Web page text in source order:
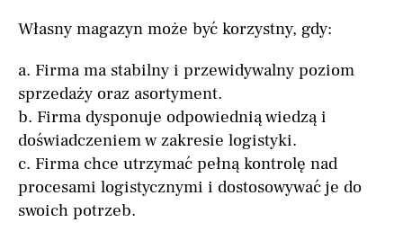
Własny magazyn może być korzystny, gdy:
a. Firma ma stabilny i przewidywalny poziom
sprzedaży oraz asortyment.
b. Firma dysponuje odpowiednią wiedzą i
doświadczeniem w zakresie logistyki.
c. Firma chce utrzymać pełną kontrolę nad
procesami logistycznymi i dostosowywać je do
swoich potrzeb.